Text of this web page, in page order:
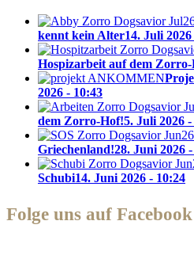
kennt kein Alter14. Juli
Hospizarbeit auf dem
2026 - 10:43
dem Zorro-Hof!5. Juli 2026 -
Griechenland!28. Juni 2026
Schubi14. Juni 2026 - 10:24
Folge uns auf Facebook